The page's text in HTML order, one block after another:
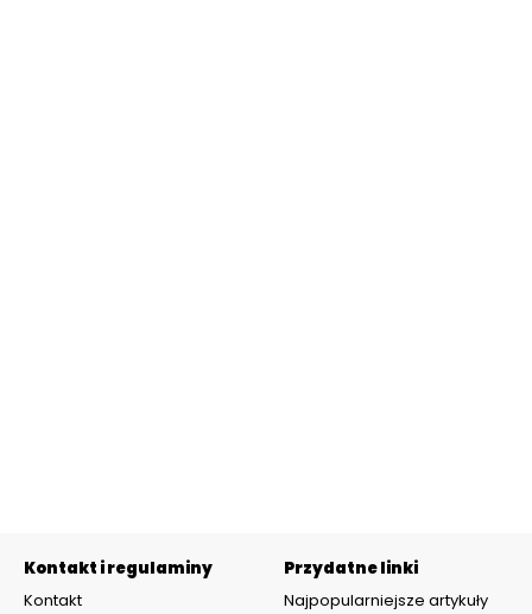
Kontakt i regulaminy
Kontakt
Przydatne linki
Najpopularniejsze artykuły